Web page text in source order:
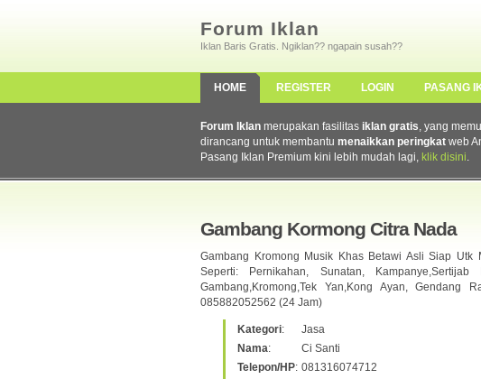
Forum Iklan
Iklan Baris Gratis. Ngiklan?? ngapain susah??
HOME REGISTER LOGIN PASANG
Forum Iklan merupakan fasilitas iklan gratis, yang
dirancang untuk membantu menaikkan peringkat web
Pasang Iklan Premium kini lebih mudah lagi, klik disini.
Gambang Kormong Citra Nada
Gambang Kromong Musik Khas Betawi Asli Siap Utk
Seperti: Pernikahan, Sunatan,
Gambang,Kromong,Tek Yan,Kong Ayan,
085882052562 (24 Jam)
Kategori:
Jasa
Nama:
Ci Santi
Telepon/HP: 081316074712